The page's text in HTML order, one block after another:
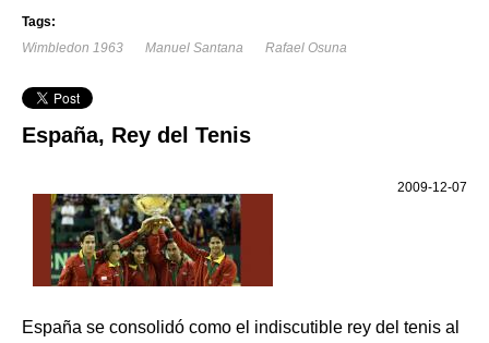
Tags:
Wimbledon 1963
Manuel Santana Rafael Osuna
España, Rey del Tenis
2009-12-07
España se consolidó como el indiscutible rey del tenis al